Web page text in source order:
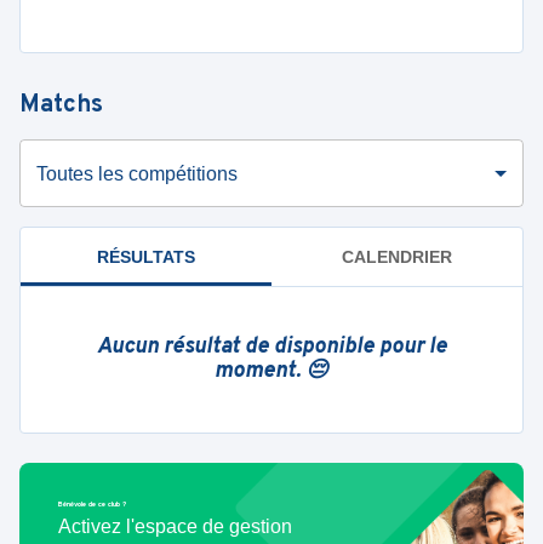
Matchs
Toutes les compétitions
RÉSULTATS CALENDRIER
Aucun résultat de disponible pour le
moment. 😔
Bénévole de ce club ?
Activez l'espace de gestion